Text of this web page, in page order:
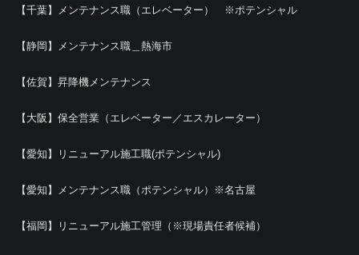
【千葉】メンテナンス職（エレベーター） ※ポテンシャル
【静岡】メンテナンス職＿熱海市
【佐賀】昇降機メンテナンス
【大阪】保全営業（エレベーター／エスカレーター）
【愛知】リニューアル施工職(ポテンシャル)
【愛知】メンテナンス職（ポテンシャル）※名古屋
【福岡】リニューアル施工管理（※現場責任者候補）